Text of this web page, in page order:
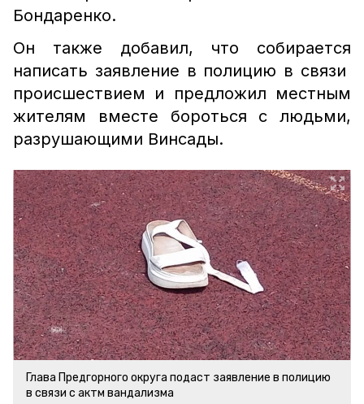
Бондаренко.
Он также добавил, что собирается
написать заявление в полицию в связи
происшествием и предложил местным
жителям вместе бороться с людьми,
разрушающими Винсады.
Глава Предгорного округа подаст заявление в полицию
в связи с актм вандализма